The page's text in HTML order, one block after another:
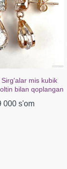
mis kubik
bilan qoplangan
000 s'om